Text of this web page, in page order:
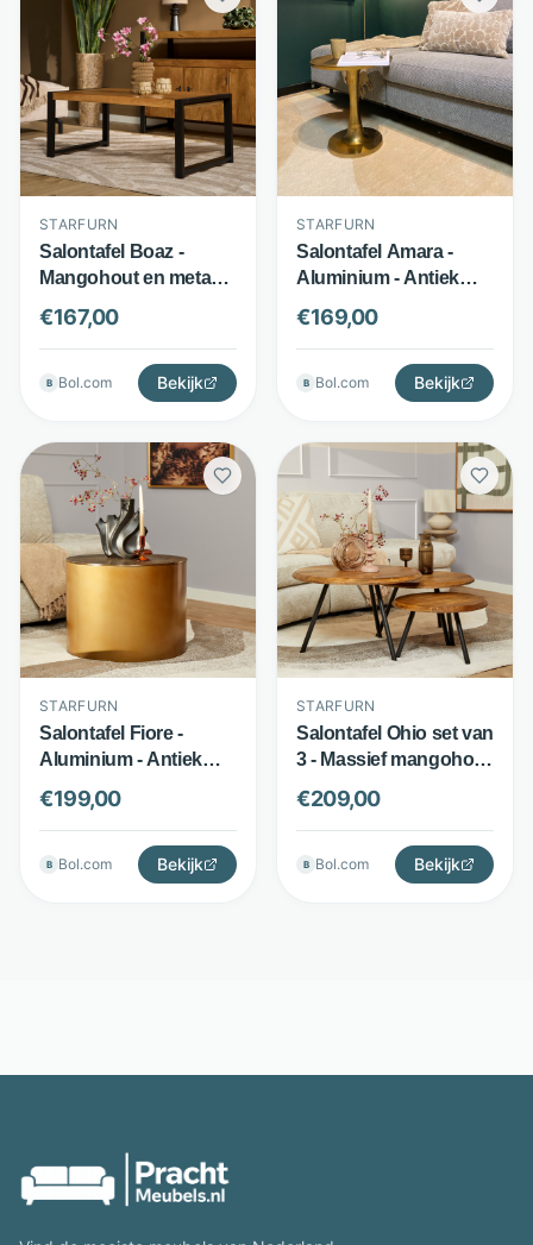
STARFURN
Salontafel Boaz -
Mangohout en metaal -
Blanke lak met zwarte
poten - Bruin - Starfurn
€167,00
B Bol.com Bekijk
STARFURN
Salontafel Amara -
Aluminium - Antiek
gouden finish - Goud -
Starfurn
€169,00
B Bol.com Bekijk
STARFURN
Salontafel Fiore -
Aluminium - Antiek
gouden finish - Goud -
Starfurn
€199,00
B Bol.com Bekijk
STARFURN
Salontafel Ohio set van
3 - Massief mangohout
en metaal - 3 losse
tafels - Bruin - Starfurn
€209,00
B Bol.com Bekijk